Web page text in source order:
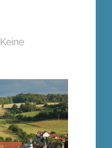
Keine